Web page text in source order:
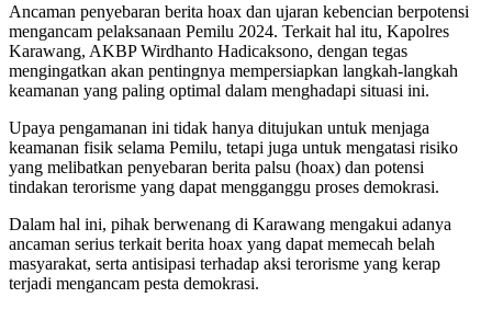
Ancaman penyebaran berita hoax dan ujaran kebencian berpotensi
mengancam pelaksanaan Pemilu 2024. Terkait hal itu, Kapolres
Karawang, AKBP Wirdhanto Hadicaksono, dengan tegas
mengingatkan akan pentingnya mempersiapkan langkah-langkah
keamanan yang paling optimal dalam menghadapi situasi ini.
Upaya pengamanan ini tidak hanya ditujukan untuk menjaga
keamanan fisik selama Pemilu, tetapi juga untuk mengatasi risiko
yang melibatkan penyebaran berita palsu (hoax) dan potensi
tindakan terorisme yang dapat mengganggu proses demokrasi.
Dalam hal ini, pihak berwenang di Karawang mengakui adanya
ancaman serius terkait berita hoax yang dapat memecah belah
masyarakat, serta antisipasi terhadap aksi terorisme yang kerap
terjadi mengancam pesta demokrasi.